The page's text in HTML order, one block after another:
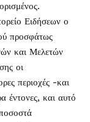
Ειδήσεων ο
προσφάτως
και Μελετών
οι
περιοχές -και
έντονες, και αυτό